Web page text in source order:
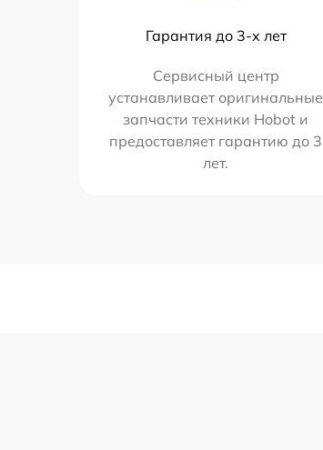
Гарантия до 3-х лет
Сервисный центр
устанавливает оригинальные
запчасти техники Hobot и
предоставляет гарантию до 3
лет.